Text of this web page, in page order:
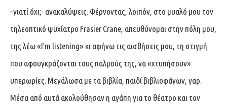
–γιατί όχι;- ανακαλύψεις. Φέρνοντας, λοιπόν, στο μυαλό μου τον
τηλεοπτικό ψυχίατρο Frasier Crane, απευθύνομαι στην πόλη μου,
της λέω «I’m listening» κι αφήνω τις αισθήσεις μου, τη στιγμή
που αφουγκράζονται τους παλμούς της, να «χτυπήσουν»
υπερωρίες. Μεγάλωσα με τα βιβλία, παιδί βιβλιοφάγων, γαρ.
Μέσα από αυτά ακολούθησαν η αγάπη για το θέατρο και τον